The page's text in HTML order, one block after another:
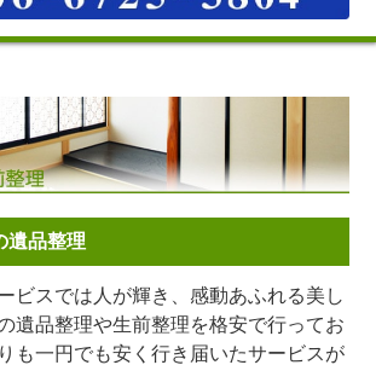
遺品整理
ビスでは人が輝き、感動あふれる美し
遺品整理や生前整理を格安で行ってお
も一円でも安く行き届いたサービスが